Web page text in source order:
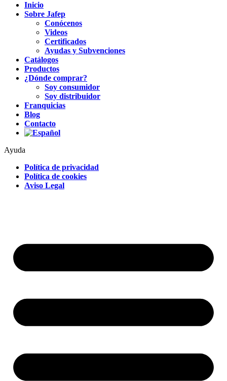
Inicio
Sobre Jafep
Conócenos
Videos
Certificados
Ayudas y Subvenciones
Catálogos
Productos
¿Dónde comprar?
Soy consumidor
Soy distribuidor
Franquicias
Blog
Contacto
Ayuda
Política de privacidad
Política de cookies
Aviso Legal